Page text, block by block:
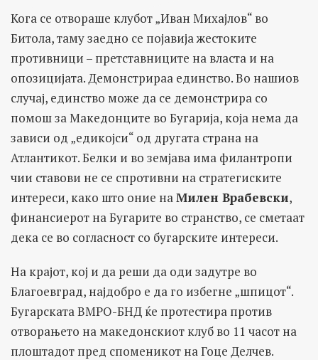
Кога се отвораше клубот „Иван Михајлов“ во
Битола, таму заедно се појавија жестоките
противници – претставниците на власта и на
опозицијата. Демонстрираа единство. Во нашиов
случај, единство може да се демонстрира со
помош за Македонците во Бугарија, која нема да
зависи од „едикојси“ од другата страна на
Атлантикот. Белки и во земјава има филантропи
чии ставови не се спротивни на стратегиските
интереси, како што оние наМилен Врабевски,
финансиерот на Бугарите во странство, се сметаат
дека се во согласност со бугарските интереси.
На крајот, кој и да реши да оди задутре во
Благоевград, најдобро е да го избегне „шпицот“.
Бугарската ВМРО-БНД ќе протестира против
отворањето на македонскиот клуб во 11 часот на
плоштадот пред споменикот на Гоце Делчев.